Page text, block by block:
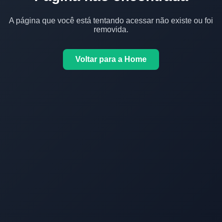
A página que você está tentando acessar não existe ou foi
removida.
Voltar para a Home